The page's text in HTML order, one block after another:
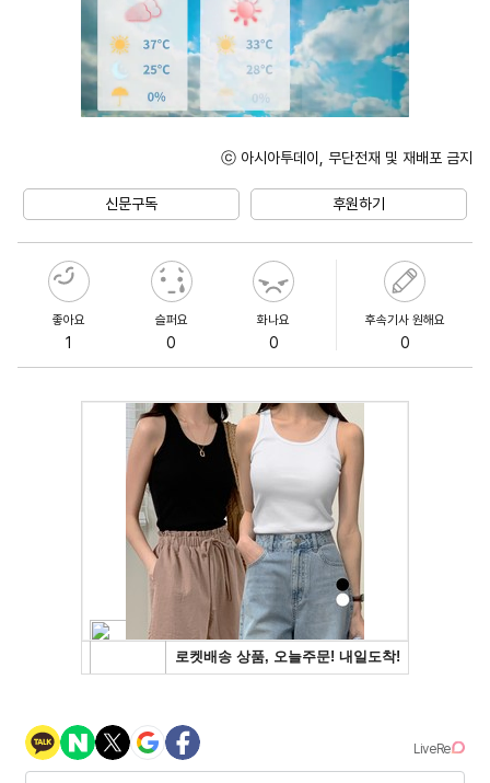
ⓒ 아시아투데이, 무단전재 및 재배포 금지
신문구독 후원하기
좋아요
1
슬퍼요
0
화나요
0
후속기사 원해요
0